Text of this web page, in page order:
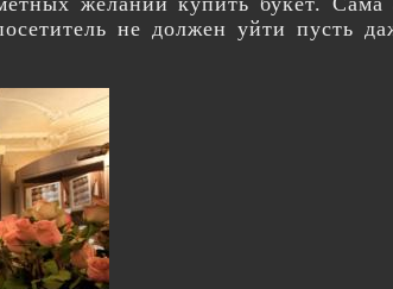
не должен уйти пусть